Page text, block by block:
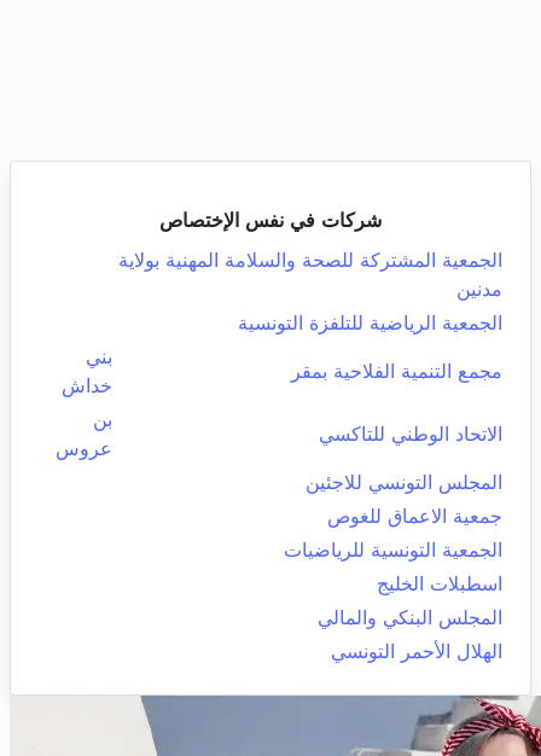
شركات في نفس الإختصاص
الجمعية المشتركة للصحة والسلامة المهنية بولاية
مدنين
الجمعية الرياضية للتلفزة التونسية
مجمع التنمية الفلاحية بمقر
بني
خداش
الاتحاد الوطني للتاكسي
بن
عروس
المجلس التونسي للاجئين
جمعية الاعماق للغوص
الجمعية التونسية للرياضيات
اسطبلات الخليج
المجلس البنكي والمالي
الهلال الأحمر التونسي